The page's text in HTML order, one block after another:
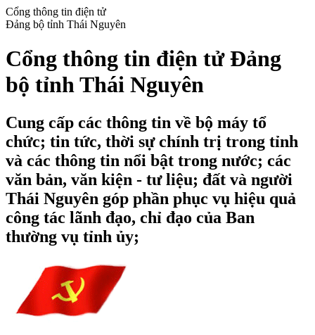
Cổng thông tin điện tử
Đảng bộ tỉnh Thái Nguyên
Cổng thông tin điện tử Đảng
bộ tỉnh Thái Nguyên
Cung cấp các thông tin về bộ máy tổ
chức; tin tức, thời sự chính trị trong tỉnh
và các thông tin nổi bật trong nước; các
văn bản, văn kiện - tư liệu; đất và người
Thái Nguyên góp phần phục vụ hiệu quả
công tác lãnh đạo, chỉ đạo của Ban
thường vụ tỉnh ủy;